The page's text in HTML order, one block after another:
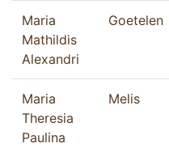
Maria
Mathildis
Alexandri
Goetelen
Maria
Theresia
Paulina
Melis